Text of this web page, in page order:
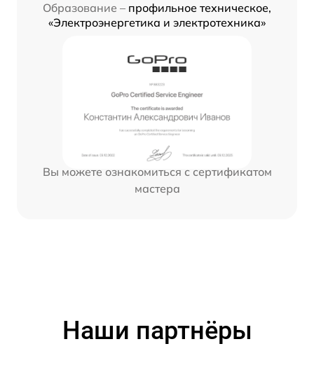
Образование – профильное техническое,
«Электроэнергетика и электротехника»
Вы можете ознакомиться с сертификатом
мастера
Наши партнёры